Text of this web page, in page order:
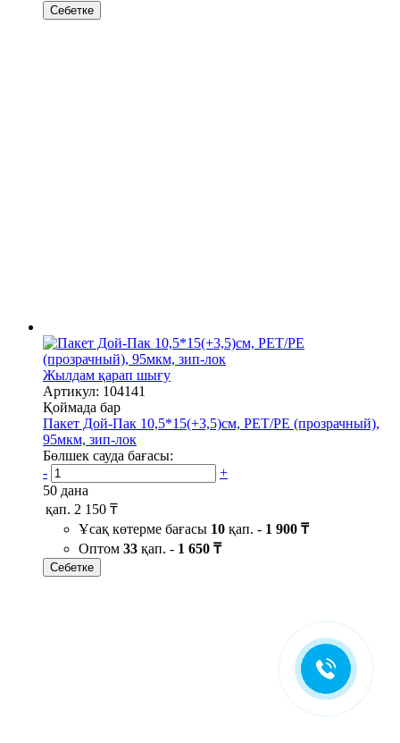
Себетке
Жылдам қарап шығу
Артикул: 104141
Қоймада бар
Пакет Дой-Пак 10,5*15(+3,5)см, PET/PE (прозрачный),
95мкм, зип-лок
Бөлшек сауда бағасы:
-
+
50 дана
қап. 2 150 ₸
Ұсақ көтерме бағасы 10 қап. - 1 900 ₸
Оптом 33 қап. - 1 650 ₸
Себетке